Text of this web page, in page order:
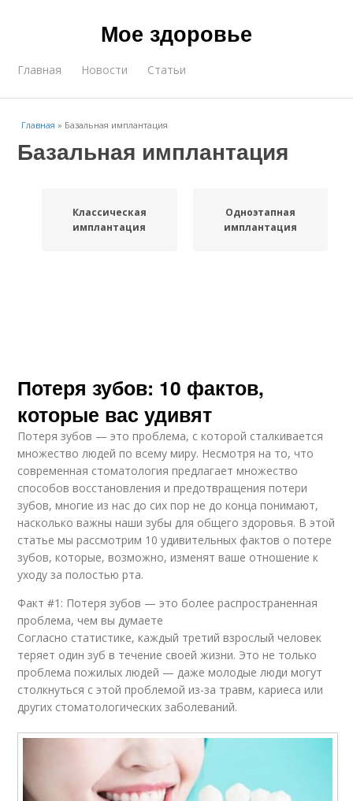
Мое здоровье
Главная Новости Статьи
Главная » Базальная имплантация
Базальная имплантация
Классическая
имплантация
Одноэтапная
имплантация
Потеря зубов: 10 фактов,
которые вас удивят
Потеря зубов — это проблема, с которой сталкивается
множество людей по всему миру. Несмотря на то, что
современная стоматология предлагает множество
способов восстановления и предотвращения потери
зубов, многие из нас до сих пор не до конца понимают,
насколько важны наши зубы для общего здоровья. В этой
статье мы рассмотрим 10 удивительных фактов о потере
зубов, которые, возможно, изменят ваше отношение к
уходу за полостью рта.
Факт #1: Потеря зубов — это более распространенная
проблема, чем вы думаете
Согласно статистике, каждый третий взрослый человек
теряет один зуб в течение своей жизни. Это не только
проблема пожилых людей — даже молодые люди могут
столкнуться с этой проблемой из-за травм, кариеса или
других стоматологических заболеваний.